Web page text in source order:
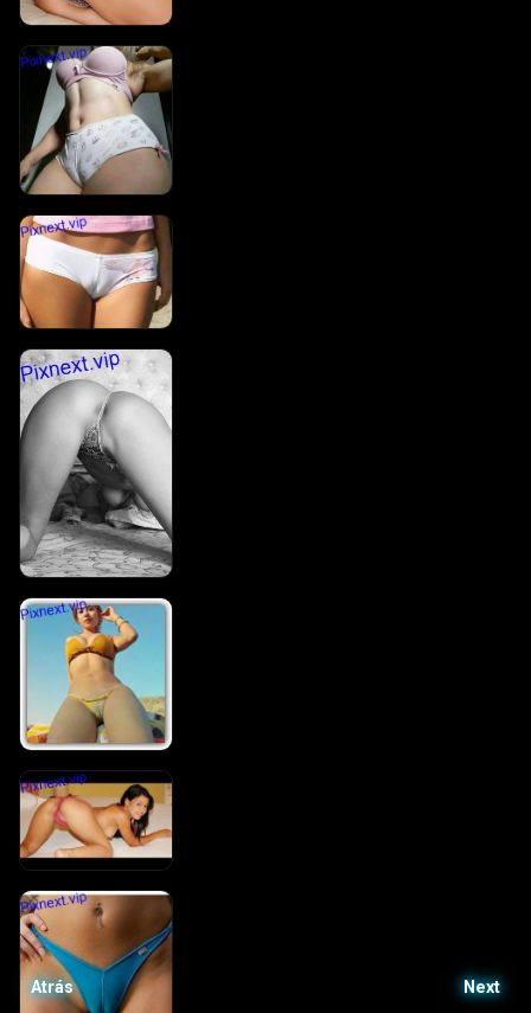
Atrás Next